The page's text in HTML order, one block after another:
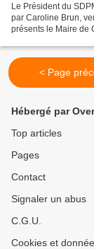
Le Président du
par Caroline Brun,
présents le Maire de
< Page
Hébergé par
Top articles
Pages
Contact
Signaler un abus
C.G.U.
Cookies et